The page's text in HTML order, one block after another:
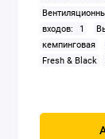
входов: 1
кемпинговая
Fresh & Black